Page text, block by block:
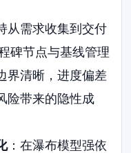
从需求收集到交付
碑节点与基线管理
界清晰，进度偏差
险带来的隐性成
：在瀑布模型强依